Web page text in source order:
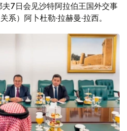
夫7日会见沙特阿拉伯王国外交事
）阿卜杜勒·拉赫曼·拉西。